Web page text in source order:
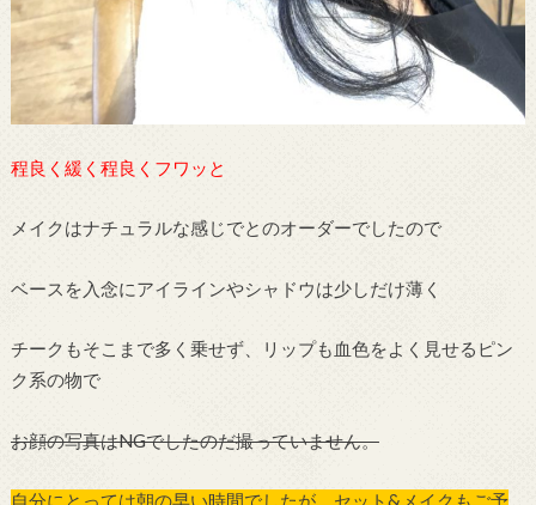
程良く緩く程良くフワッと
メイクはナチュラルな感じでとのオーダーでしたので
ベースを入念にアイラインやシャドウは少しだけ薄く
チークもそこまで多く乗せず、リップも血色をよく見せるピン
ク系の物で
お顔の写真はNGでしたのだ撮っていません。